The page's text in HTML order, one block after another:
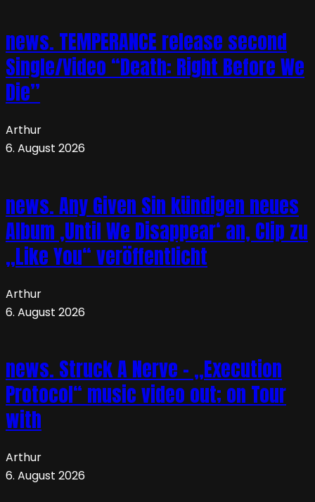
news. TEMPERANCE release second
Single/Video “Death: Right Before We
Die”
Arthur
6. August 2026
news. Any Given Sin kündigen neues
Album ‚Until We Disappear‘ an, Clip zu
„Like You“ veröffentlicht
Arthur
6. August 2026
news. Struck A Nerve – „Execution
Protocol“ music video out; on Tour
with
Arthur
6. August 2026